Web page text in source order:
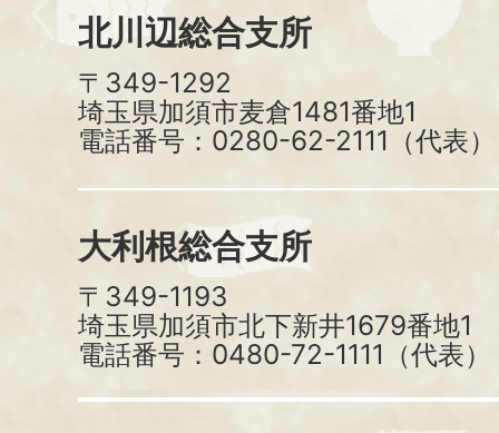
北川辺総合支所
〒349-1292
埼玉県加須市麦倉1481番地1
電話番号：0280-62-2111（代表）
大利根総合支所
〒349-1193
埼玉県加須市北下新井1679番地1
電話番号：0480-72-1111（代表）